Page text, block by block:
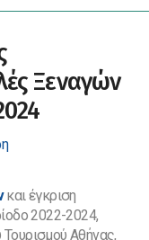
Ξεναγών
και έγκριση
2022-2024,
Αθήνας,